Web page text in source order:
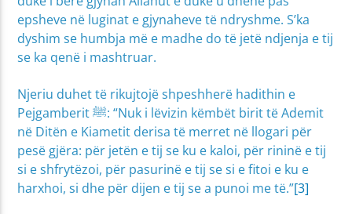
epsheve në luginat e gjynaheve të ndryshme. S’ka
dyshim se humbja më e madhe do të jetë ndjenja e tij
se ka qenë i mashtruar.
Njeriu duhet të rikujtojë shpeshherë hadithin e
Pejgamberit ﷺ: “Nuk i lëvizin këmbët birit të Ademit
në Ditën e Kiametit derisa të merret në llogari për
pesë gjëra: për jetën e tij se ku e kaloi, për rininë e tij
si e shfrytëzoi, për pasurinë e tij se si e fitoi e ku e
harxhoi, si dhe për dijen e tij se a punoi me të.”[3]